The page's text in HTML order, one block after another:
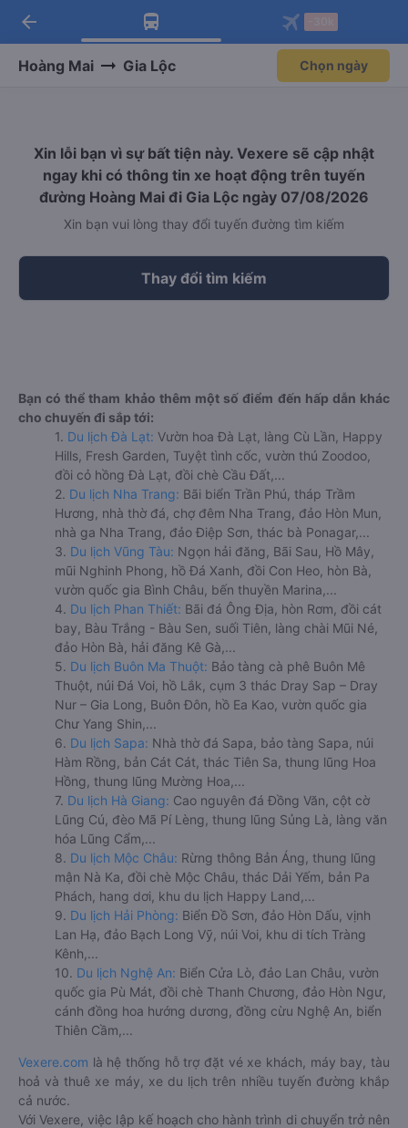
Tải app Vexere ngay!
Nhận ưu đãi thành viên độc
Mở app
Tải app Vexere
-30k/ghế khi đặt vé máy bay qua
Mở app
arrow_back
Hoàng Mai Gia Lộc Chọn ngày
Xin lỗi bạn vì sự bất tiện này. Vexere sẽ cập nhật
ngay khi có thông tin xe hoạt động trên tuyến
đường Hoàng Mai đi Gia Lộc ngày 07/08/2026
Xin bạn vui lòng thay đổi tuyến đường tìm kiếm
Thay đổi tìm kiếm
Bạn có thể tham khảo thêm một số điểm đến hấp dẫn khác
cho chuyến đi sắp tới:
1. Du lịch Đà Lạt: Vườn hoa Đà Lạt, làng Cù Lần, Happy
Hills, Fresh Garden, Tuyệt tình cốc, vườn thú Zoodoo,
đồi cỏ hồng Đà Lạt, đồi chè Cầu Đất,...
2. Du lịch Nha Trang: Bãi biển Trần Phú, tháp Trầm
Hương, nhà thờ đá, chợ đêm Nha Trang, đảo Hòn Mun,
nhà ga Nha Trang, đảo Điệp Sơn, thác bà Ponagar,...
3. Du lịch Vũng Tàu: Ngọn hải đăng, Bãi Sau, Hồ Mây,
mũi Nghinh Phong, hồ Đá Xanh, đồi Con Heo, hòn Bà,
vườn quốc gia Bình Châu, bến thuyền Marina,...
4. Du lịch Phan Thiết: Bãi đá Ông Địa, hòn Rơm, đồi cát
bay, Bàu Trắng - Bàu Sen, suối Tiên, làng chài Mũi Né,
đảo Hòn Bà, hải đăng Kê Gà,...
5. Du lịch Buôn Ma Thuột: Bảo tàng cà phê Buôn Mê
Thuột, núi Đá Voi, hồ Lắk, cụm 3 thác Dray Sap – Dray
Nur – Gia Long, Buôn Đôn, hồ Ea Kao, vườn quốc gia
Chư Yang Shin,...
6. Du lịch Sapa: Nhà thờ đá Sapa, bảo tàng Sapa, núi
Hàm Rồng, bản Cát Cát, thác Tiên Sa, thung lũng Hoa
Hồng, thung lũng Mường Hoa,...
7. Du lịch Hà Giang: Cao nguyên đá Đồng Văn, cột cờ
Lũng Cú, đèo Mã Pí Lèng, thung lũng Sủng Là, làng văn
hóa Lũng Cẩm,...
8. Du lịch Mộc Châu: Rừng thông Bản Áng, thung lũng
mận Nà Ka, đồi chè Mộc Châu, thác Dải Yếm, bản Pa
Phách, hang dơi, khu du lịch Happy Land,...
9. Du lịch Hải Phòng: Biển Đồ Sơn, đảo Hòn Dấu, vịnh
Lan Hạ, đảo Bạch Long Vỹ, núi Voi, khu di tích Tràng
Kênh,...
10. Du lịch Nghệ An: Biển Cửa Lò, đảo Lan Châu, vườn
quốc gia Pù Mát, đồi chè Thanh Chương, đảo Hòn Ngư,
cánh đồng hoa hướng dương, đồng cừu Nghệ An, biển
Thiên Cầm,...
Vexere.com là hệ thống hỗ trợ đặt vé xe khách, máy bay, tàu
hoả và thuê xe máy, xe du lịch trên nhiều tuyến đường khắp
cả nước.
Với Vexere, việc lập kế hoạch cho hành trình di chuyển trở nên